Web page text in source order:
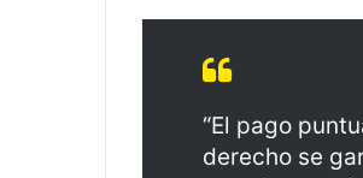
“El pago
derecho se